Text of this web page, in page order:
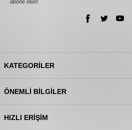
abone olun!
KATEGORILER
ÖNEMLI BILGILER
HIZLI ERIŞIM